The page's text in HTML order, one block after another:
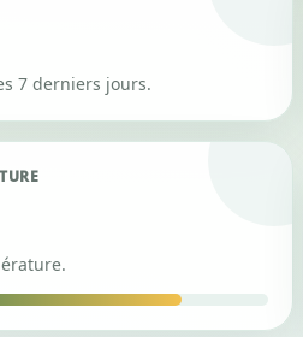
7 derniers jours.